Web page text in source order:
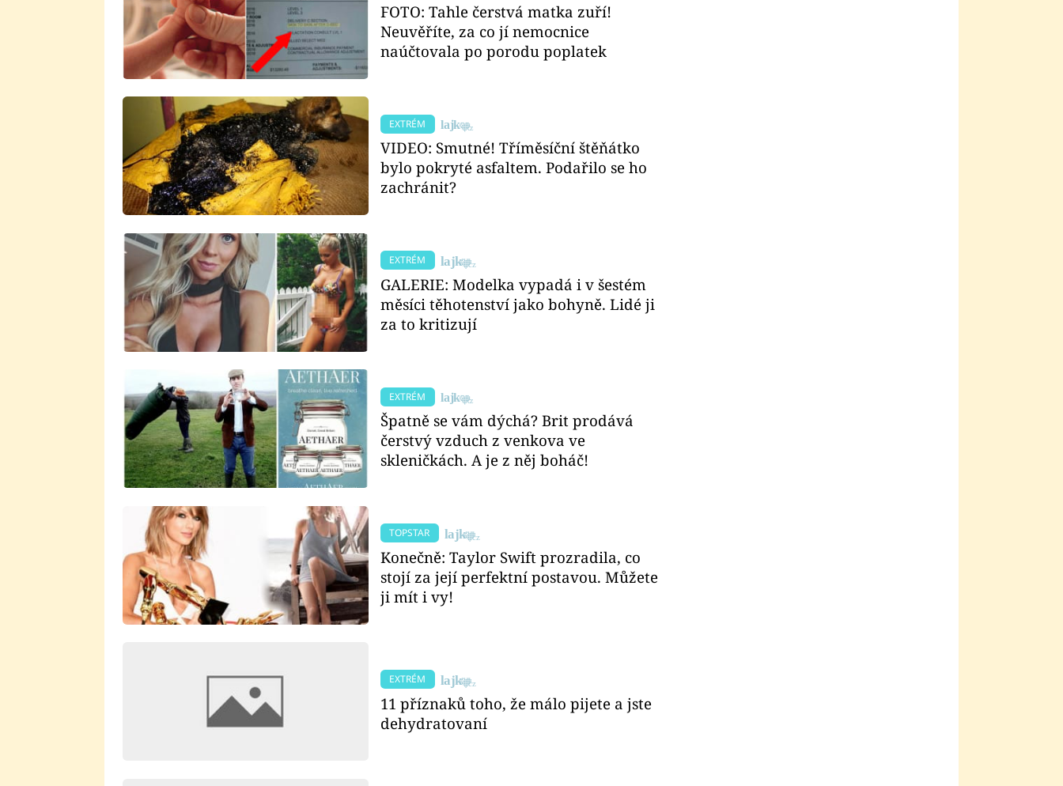
FOTO: Tahle čerstvá matka zuří!
Neuvěříte, za co jí nemocnice
naúčtovala po porodu poplatek
EXTRÉM
VIDEO: Smutné! Tříměsíční štěňátko
bylo pokryté asfaltem. Podařilo se ho
zachránit?
EXTRÉM
GALERIE: Modelka vypadá i v šestém
měsíci těhotenství jako bohyně. Lidé ji
za to kritizují
EXTRÉM
Špatně se vám dýchá? Brit prodává
čerstvý vzduch z venkova ve
skleničkách. A je z něj boháč!
TOPSTAR
Konečně: Taylor Swift prozradila, co
stojí za její perfektní postavou. Můžete
ji mít i vy!
EXTRÉM
11 příznaků toho, že málo pijete a jste
dehydratovaní